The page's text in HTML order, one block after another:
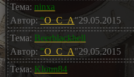
Тема: ninxa
Автор: "O_C_A"29.05.2015
Тема: Beerblackhell
Автор: "O_C_A"29.05.2015
Тема: Kloun84